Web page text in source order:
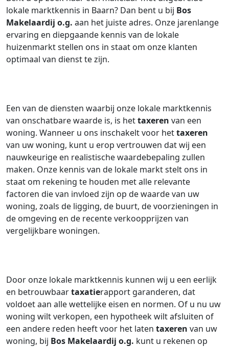
lokale marktkennis in Baarn? Dan bent u bij Bos
Makelaardij o.g. aan het juiste adres. Onze jarenlange
ervaring en diepgaande kennis van de lokale
huizenmarkt stellen ons in staat om onze klanten
optimaal van dienst te zijn.
Een van de diensten waarbij onze lokale marktkennis
van onschatbare waarde is, is hettaxeren van een
woning. Wanneer u ons inschakelt voor hettaxeren
van uw woning, kunt u erop vertrouwen dat wij een
nauwkeurige en realistische waardebepaling zullen
maken. Onze kennis van de lokale markt stelt ons in
staat om rekening te houden met alle relevante
factoren die van invloed zijn op de waarde van uw
woning, zoals de ligging, de buurt, de voorzieningen in
de omgeving en de recente verkoopprijzen van
vergelijkbare woningen.
Door onze lokale marktkennis kunnen wij u een eerlijk
en betrouwbaartaxatierapport garanderen, dat
voldoet aan alle wettelijke eisen en normen. Of u nu uw
woning wilt verkopen, een hypotheek wilt afsluiten of
een andere reden heeft voor het laten taxeren van uw
woning, bij Bos Makelaardij o.g. kunt u rekenen op